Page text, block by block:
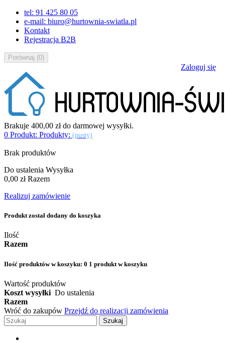
tel: 91 425 80 05
e-mail: biuro@hurtownia-swiatla.pl
Kontakt
Rejestracja B2B
Porównaj (0)
Zaloguj się
Brakuje 400,00 złdo darmowej wysyłki.
0 Produkt: Produkty: (pusty)
Brak produktów
Do ustalenia Wysyłka
0,00 zł Razem
Realizuj zamówienie
Produkt został dodany do koszyka
Ilość
Razem
Ilość produktów w koszyku: 0 1 produkt w koszyku
Wartość produktów
Koszt wysyłki Do ustalenia
Razem
Wróć do zakupów Przejdź do realizacji zamówienia
Szukaj